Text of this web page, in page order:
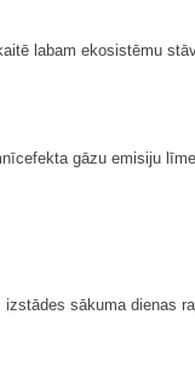
labam ekosistēmu
gāzu emisiju
sākuma dienas